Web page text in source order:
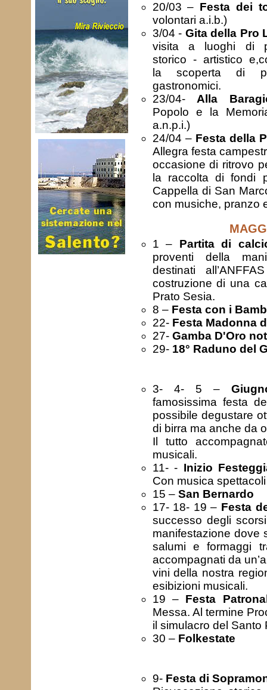
20/03 – Festa dei
volontari a.i.b.)
3/04 - Gita della Pro
visita a luoghi di
storico - artistico
la scoperta di
gastronomici.
23/04- Alla
Popolo e la
a.n.p.i.)
24/04 – Festa della
Allegra festa
occasione di ritrovo
la raccolta di fondi
Cappella di San
con musiche, pranzo
1 – Partita di
proventi della
destinati
costruzione di una
Prato Sesia.
8 – Festa con i
22- Festa Madonna
27- Gamba D'Oro
29- 18° Raduno del
3- 4- 5 –
famosissima festa
possibile degustare
di birra ma anche da
Il tutto
musicali.
11- - Inizio
Con musica
15 – San Bernardo
17- 18- 19 – Festa
successo degli
manifestazione dove
salumi e formaggi
accompagnati da
vini della nostra
esibizioni musicali.
19 – Festa
Messa. Al termine
il simulacro del Santo
30 – Folkestate
9- Festa di